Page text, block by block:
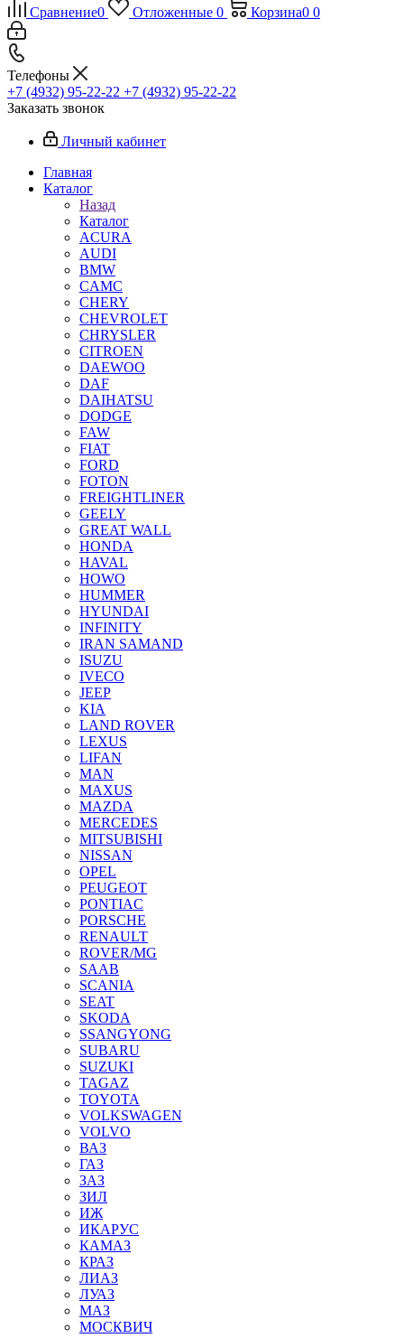
Сравнение0 Отложенные 0 Корзина0 0
Телефоны
+7 (4932) 95-22-22 +7 (4932) 95-22-22
Заказать звонок
Личный кабинет
Главная
Каталог
Назад
Каталог
ACURA
AUDI
BMW
CAMC
CHERY
CHEVROLET
CHRYSLER
CITROEN
DAEWOO
DAF
DAIHATSU
DODGE
FAW
FIAT
FORD
FOTON
FREIGHTLINER
GEELY
GREAT WALL
HONDA
HAVAL
HOWO
HUMMER
HYUNDAI
INFINITY
IRAN SAMAND
ISUZU
IVECO
JEEP
KIA
LAND ROVER
LEXUS
LIFAN
MAN
MAXUS
MAZDA
MERCEDES
MITSUBISHI
NISSAN
OPEL
PEUGEOT
PONTIAC
PORSCHE
RENAULT
ROVER/MG
SAAB
SCANIA
SEAT
SKODA
SSANGYONG
SUBARU
SUZUKI
TAGAZ
TOYOTA
VOLKSWAGEN
VOLVO
ВАЗ
ГАЗ
ЗАЗ
ЗИЛ
ИЖ
ИКАРУС
КАМАЗ
КРАЗ
ЛИАЗ
ЛУАЗ
МАЗ
МОСКВИЧ